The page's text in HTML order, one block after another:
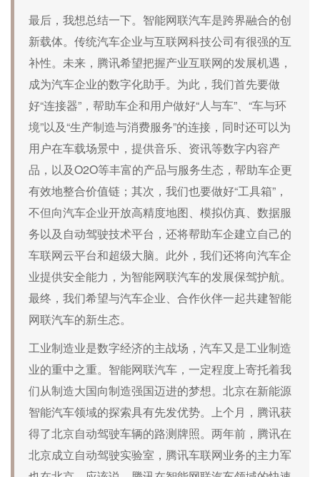
最后，我想总结一下。智能网联汽车是跨界融合的创
新载体。传统汽车企业与互联网科技公司有很强的互
补性。未来，腾讯希望把握产业互联网的发展机遇，
成为汽车企业的数字化助手。为此，我们首先要做
好“连接器”，帮助车企和用户做好“人与车”、“车与环
境”以及“生产制造与消费服务”的连接，同时还可以为
用户在车载场景中，提供音乐、资讯等数字内容产
品，以及O2O等丰富的产品与服务生态，帮助车企更
有效地整合价值链；其次，我们也要做好“工具箱”，
不但向汽车企业开放高精度地图、模拟仿真、数据服
务以及自动驾驶技术平台，还将帮助车企建立自己的
车联网云平台和超级大脑。此外，我们还将向汽车企
业提供安全能力，为智能网联汽车的发展保驾护航。
最终，我们希望与汽车企业、合作伙伴一起共建智能
网联汽车的新生态。
工业制造业是数字经济的主战场，汽车又是工业制造
业的重中之重。智能网联汽车，一定程度上寄托着我
们从制造大国向制造强国迈进的梦想。北京在新能源
智能汽车领域的探索具有先发优势。上个月，腾讯获
得了北京自动驾驶车辆的路测牌照。两年前，腾讯在
北京成立自动驾驶实验室，腾讯车联网业务的主力军